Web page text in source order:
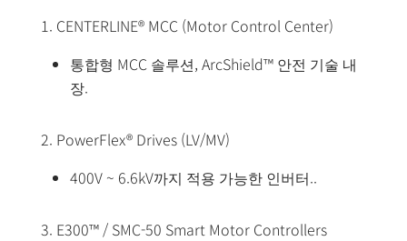
1. CENTERLINE® MCC (Motor Control Center)
통합형 MCC 솔루션, ArcShield™ 안전 기술 내
장.
2. PowerFlex® Drives (LV/MV)
400V ~ 6.6kV까지 적용 가능한 인버터..
3. E300™ / SMC-50 Smart Motor Controllers